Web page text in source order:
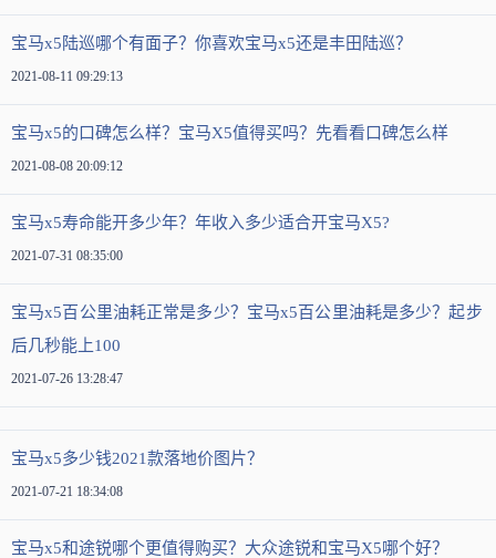
宝马x5陆巡哪个有面子？你喜欢宝马x5还是丰田陆巡？
2021-08-11 09:29:13
宝马x5的口碑怎么样？宝马X5值得买吗？先看看口碑怎么样
2021-08-08 20:09:12
宝马x5寿命能开多少年？年收入多少适合开宝马X5?
2021-07-31 08:35:00
宝马x5百公里油耗正常是多少？宝马x5百公里油耗是多少？起步
后几秒能上100
2021-07-26 13:28:47
宝马x5多少钱2021款落地价图片？
2021-07-21 18:34:08
宝马x5和途锐哪个更值得购买？大众途锐和宝马X5哪个好？